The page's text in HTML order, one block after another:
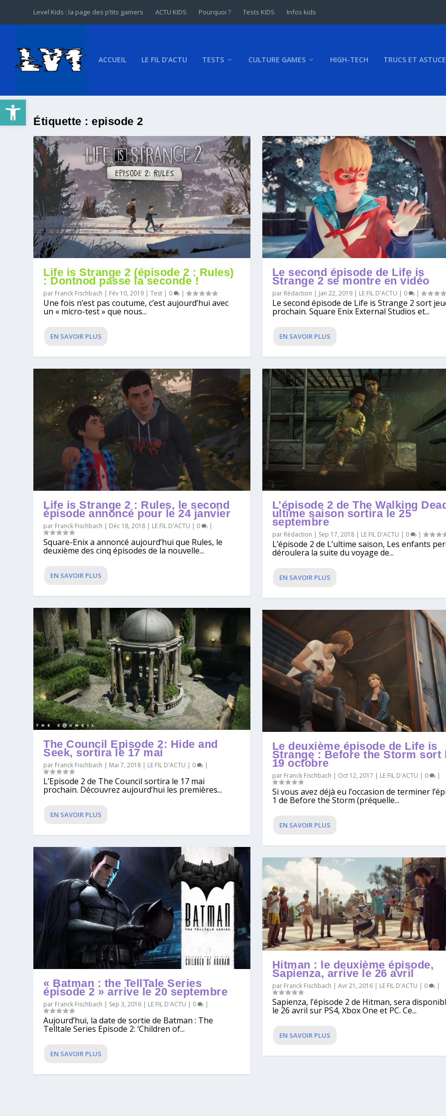
Ouvrir la barre d’outils
Level Kids : la page des p’tits gamers ACTU KIDS Pourquoi ? Tests KIDS Infos kids
ACCUEIL LE FIL D’ACTU TESTS CULTURE GAMES HIGH-TECH TRUCS ET
Étiquette :episode 2
Life is Strange 2 (épisode 2 : Rules)
: Dontnod passe la seconde !
par Franck Fischbach | Fév 10, 2019 |Test | 0 |
Une fois n’est pas coutume, c’est aujourd’hui avec
un « micro-test » que nous...
EN SAVOIR PLUS
Life is Strange 2 : Rules, le second
épisode annoncé pour le 24 janvier
par Franck Fischbach | Déc 18, 2018 | LE FIL D'ACTU | 0 |
Square-Enix a annoncé aujourd’hui que Rules, le
deuxième des cinq épisodes de la nouvelle...
EN SAVOIR PLUS
The Council Episode 2: Hide and
Seek, sortira le 17 mai
par Franck Fischbach | Mai 7, 2018 | LE FIL D'ACTU | 0 |
L’Episode 2 de The Council sortira le 17 mai
prochain. Découvrez aujourd’hui les premières...
EN SAVOIR PLUS
« Batman : the TellTale Series
épisode 2 » arrive le 20 septembre
par Franck Fischbach | Sep 3, 2016 | LE FIL D'ACTU | 0 |
Aujourd’hui, la date de sortie de Batman : The
Telltale Series Episode 2: ‘Children of...
EN SAVOIR PLUS
Le second épisode de Life is
Strange 2 se montre en vidéo
par Rédaction | Jan 22, 2019| LE FIL D'ACTU | 0 |
Le second épisode de Life is Strange 2 sort
prochain. Square Enix External Studios et...
EN SAVOIR PLUS
L’épisode 2 de The Walking
ultime saison sortira le 25
septembre
par Rédaction | Sep 17, 2018| LE FIL D'ACTU | 0 |
L’épisode 2 de L’ultime saison, Les enfants
déroulera la suite du voyage de...
EN SAVOIR PLUS
Le deuxième épisode de Life is
Strange : Before the Storm sort
19 octobre
par Franck Fischbach | Oct 12, 2017 | LE FIL D'ACTU | 0 |
Si vous avez déjà eu l’occasion de terminer
1 de Before the Storm (préquelle...
EN SAVOIR PLUS
Hitman : le deuxième épisode,
Sapienza, arrive le 26 avril
par Franck Fischbach | Avr 21, 2016| LE FIL D'ACTU | 0 |
Sapienza, l’épisode 2 de Hitman, sera
le 26 avril sur PS4, Xbox One et PC. Ce...
EN SAVOIR PLUS